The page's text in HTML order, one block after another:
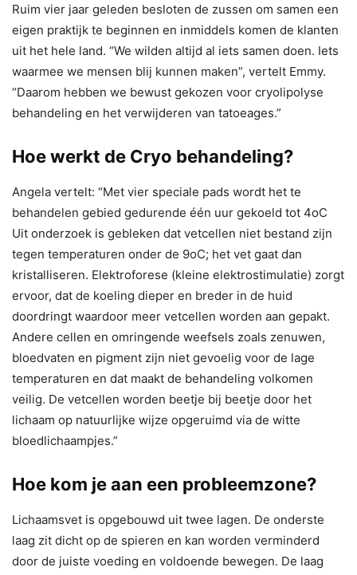
Ruim vier jaar geleden besloten de zussen om samen een
eigen praktijk te beginnen en inmiddels komen de klanten
uit het hele land. “We wilden altijd al iets samen doen. Iets
waarmee we mensen blij kunnen maken”, vertelt Emmy.
“Daarom hebben we bewust gekozen voor cryolipolyse
behandeling en het verwijderen van tatoeages.”
Hoe werkt de Cryo behandeling?
Angela vertelt: “Met vier speciale pads wordt het te
behandelen gebied gedurende één uur gekoeld tot 4oC
Uit onderzoek is gebleken dat vetcellen niet bestand zijn
tegen temperaturen onder de 9oC; het vet gaat dan
kristalliseren. Elektroforese (kleine elektrostimulatie) zorgt
ervoor, dat de koeling dieper en breder in de huid
doordringt waardoor meer vetcellen worden aan gepakt.
Andere cellen en omringende weefsels zoals zenuwen,
bloedvaten en pigment zijn niet gevoelig voor de lage
temperaturen en dat maakt de behandeling volkomen
veilig. De vetcellen worden beetje bij beetje door het
lichaam op natuurlijke wijze opgeruimd via de witte
bloedlichaampjes.”
Hoe kom je aan een probleemzone?
Lichaamsvet is opgebouwd uit twee lagen. De onderste
laag zit dicht op de spieren en kan worden verminderd
door de juiste voeding en voldoende bewegen. De laag